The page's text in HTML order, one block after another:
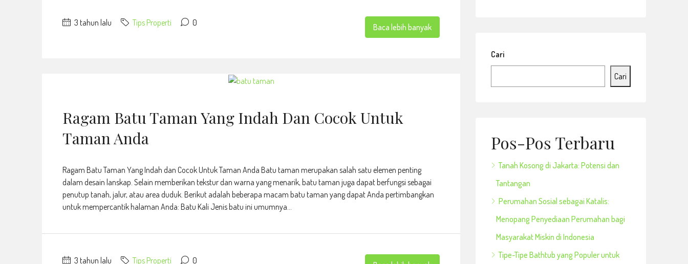
3 tahun lalu Tips Properti 0 Baca lebih banyak
Ragam Batu Taman Yang Indah Dan Cocok Untuk
Taman Anda
Ragam Batu Taman Yang Indah dan Cocok Untuk Taman Anda Batu taman merupakan salah satu elemen penting
dalam desain lanskap. Selain memberikan tekstur dan warna yang menarik, batu taman juga dapat berfungsi sebagai
penutup tanah, jalur, atau area duduk. Berikut adalah beberapa macam batu taman yang dapat Anda pertimbangkan
untuk mempercantik halaman Anda: Batu Kali Jenis batu ini umumnya...
3 tahun lalu Tips Properti 0
Cari
Cari
Pos-Pos Terbaru
Tanah Kosong di Jakarta: Potensi dan
Tantangan
Perumahan Sosial sebagai Katalis:
Menopang Penyediaan Perumahan bagi
Masyarakat Miskin di Indonesia
Tipe-Tipe Bathtub yang Populer untuk